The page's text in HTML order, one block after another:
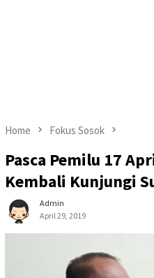
Home Fokus Sosok
Pasca Pemilu 17
Kembali Kunjungi
Admin
April 29, 2019